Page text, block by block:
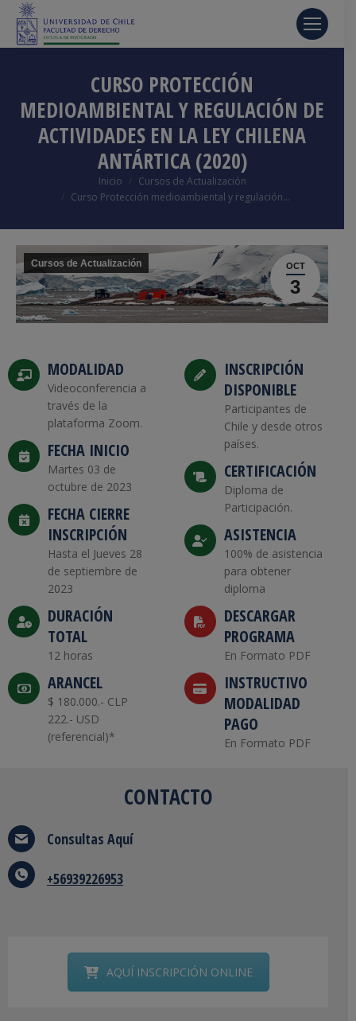
CURSO PROTECCIÓN
MEDIOAMBIENTAL Y REGULACIÓN DE
ACTIVIDADES EN LA LEY CHILENA
ANTÁRTICA (2020)
Inicio
Cursos de Actualización
Curso Protección medioambiental y regulación…
OCT
3
Cursos de Actualización
MODALIDAD
Videoconferencia a
través de la
plataforma Zoom.
FECHA INICIO
Martes 03 de
octubre de 2023
FECHA CIERRE
INSCRIPCIÓN
Hasta el Jueves 28
de septiembre de
2023
DURACIÓN
TOTAL
12 horas
ARANCEL
$ 180.000.- CLP
222.- USD
(referencial)*
INSCRIPCIÓN
DISPONIBLE
Participantes de
Chile y desde otros
países.
CERTIFICACIÓN
Diploma de
Participación.
ASISTENCIA
100% de asistencia
para obtener
diploma
DESCARGAR
PROGRAMA
En Formato PDF
INSTRUCTIVO
MODALIDAD
PAGO
En Formato PDF
CONTACTO
Consultas Aquí
+56939226953
AQUÍ INSCRIPCIÓN ONLINE